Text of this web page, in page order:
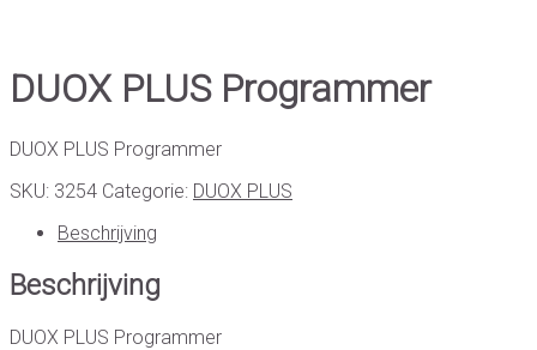
DUOX PLUS Programmer
DUOX PLUS Programmer
SKU: 3254 Categorie: DUOX PLUS
Beschrijving
Beschrijving
DUOX PLUS Programmer